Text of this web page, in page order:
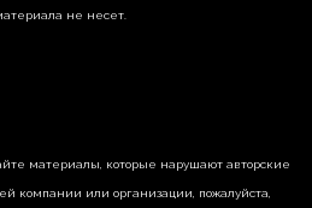
не несет.
материалы, которые нарушают авторские
компании или организации, пожалуйста,